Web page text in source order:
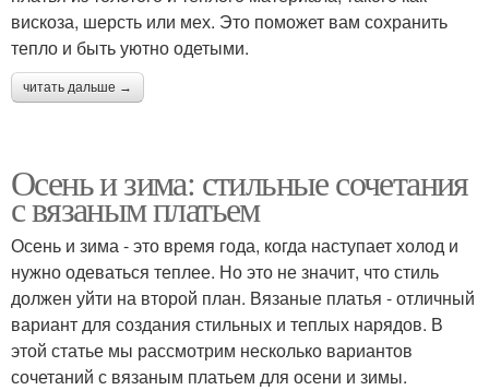
вискоза, шерсть или мех. Это поможет вам сохранить
тепло и быть уютно одетыми.
читать дальше →
Осень и зима: стильные сочетания
с вязаным платьем
Осень и зима - это время года, когда наступает холод и
нужно одеваться теплее. Но это не значит, что стиль
должен уйти на второй план. Вязаные платья - отличный
вариант для создания стильных и теплых нарядов. В
этой статье мы рассмотрим несколько вариантов
сочетаний с вязаным платьем для осени и зимы.